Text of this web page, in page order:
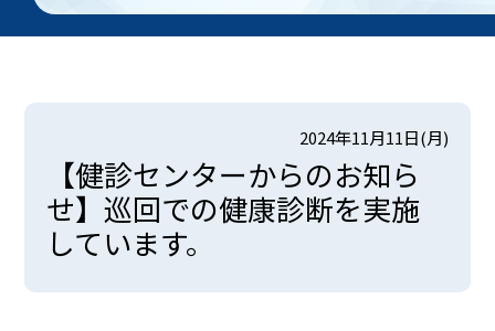
2024年11月11日(月)
【健診センターからのお知ら
せ】巡回での健康診断を実施
しています。